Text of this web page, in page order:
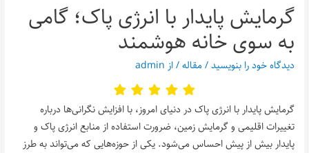
گرمایش پایدار با انرژی پاک؛ گامی
به سوی خانه هوشمند
دیدگاه‌ خود را بنویسید/مقاله/ از admin
گرمایش پایدار با انرژی پاک در دنیای امروز، با افزایش نگرانی‌ها درباره
تغییرات اقلیمی و گرمایش زمین، ضرورت استفاده از منابع انرژی پاک و
پایدار بیش از پیش احساس می‌شود. یکی از حوزه‌هایی که می‌تواند به طرز